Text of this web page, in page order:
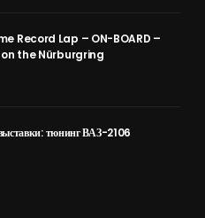
Record Lap – ON-BOARD –
on the Nürburgring
тюнинг ВАЗ-2106